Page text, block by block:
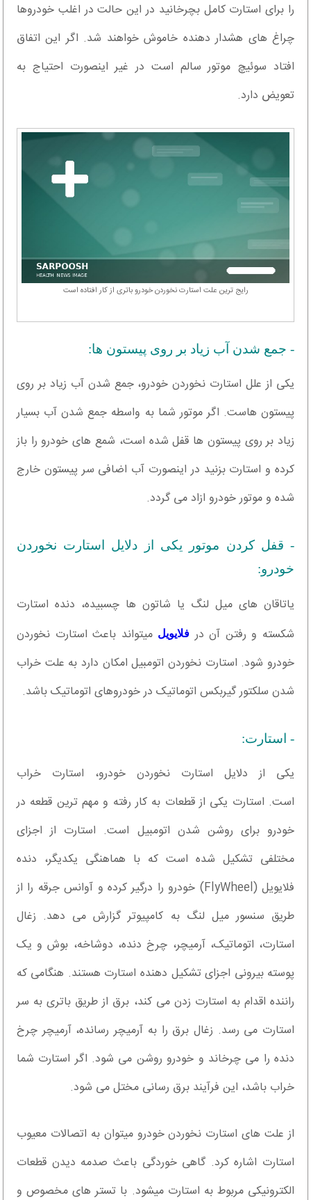
را برای استارت کامل بچرخانید در این حالت در اغلب خودروها
چراغ های هشدار دهنده خاموش خواهند شد. اگر این اتفاق
افتاد سوئیچ موتور سالم است در غیر اینصورت احتیاج به
تعویض دارد.
رایج ترین علت استارت نخوردن خودرو باتری از کار افتاده است
- جمع شدن آب زیاد بر روی پیستون ها:
یکی از علل استارت نخوردن خودرو، جمع شدن آب زیاد بر روی
پیستون هاست. اگر موتور شما به واسطه جمع شدن آب بسیار
زیاد بر روی پیستون ها قفل شده است، شمع های خودرو را باز
کرده و استارت بزنید در اینصورت آب اضافی سر پیستون خارج
شده و موتور خودرو ازاد می گردد.
- قفل کردن موتور یکی از دلایل استارت نخوردن
خودرو:
یاتاقان های میل لنگ یا شاتون ها چسبیده، دنده استارت
شکسته و رفتن آن در فلایویل میتواند باعث استارت نخوردن
خودرو شود. استارت نخوردن اتومبیل امکان دارد به علت خراب
شدن سلکتور گیربکس اتوماتیک در خودروهای اتوماتیک باشد.
- استارت:
یکی از دلایل استارت نخوردن خودرو، استارت خراب
است. استارت یکی از قطعات به کار رفته و مهم ترین قطعه در
خودرو برای روشن شدن اتومبیل است. استارت از اجزای
مختلفی تشکیل شده است که با هماهنگی یکدیگر، دنده
فلایویل (FlyWheel) خودرو را درگیر کرده و آوانس جرقه را از
طریق سنسور میل لنگ به کامپیوتر گزارش می دهد. زغال
استارت، اتوماتیک، آرمیچر، چرخ دنده، دوشاخه، بوش و یک
پوسته بیرونی اجزای تشکیل دهنده استارت هستند. هنگامی که
راننده اقدام به استارت زدن می کند، برق از طریق باتری به سر
استارت می رسد. زغال برق را به آرمیچر رسانده، آرمیچر چرخ
دنده را می چرخاند و خودرو روشن می شود. اگر استارت شما
خراب باشد، این فرآیند برق رسانی مختل می شود.
از علت های استارت نخوردن خودرو میتوان به اتصالات معیوب
استارت اشاره کرد. گاهی خوردگی باعث صدمه دیدن قطعات
الکترونیکی مربوط به استارت میشود. با تستر های مخصوص و